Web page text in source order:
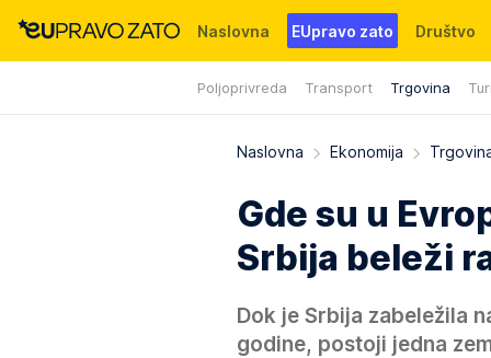
Naslovna EUpravo zato Društvo
Poljoprivreda Transport Trgovina
Događaji News WMG fondacija
Naslovna Ekonomija
Gde su u
Srbija beleži
Dok je Srbija zabeležila
godine, postoji jedna